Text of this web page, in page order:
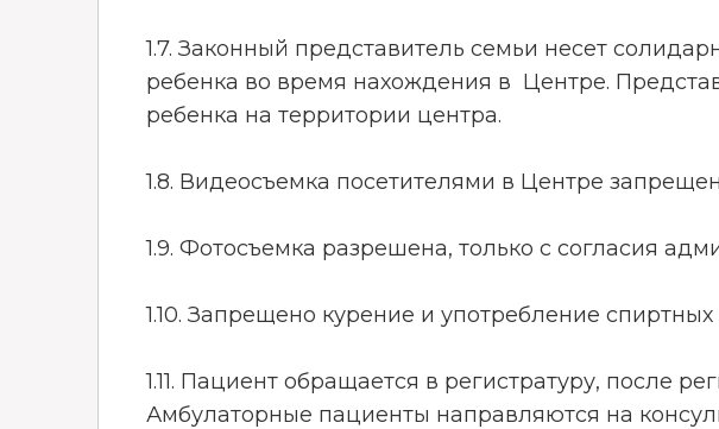
1.7. Законный представитель семьи несет
ребенка во время нахождения в Центре.
ребенка на территории центра.
1.8. Видеосъемка посетителями в Центре
1.9. Фотосъемка разрешена, только с согласия
1.10. Запрещено курение и употребление
1.11. Пациент обращается в регистратуру, после
Амбулаторные пациенты направляются на